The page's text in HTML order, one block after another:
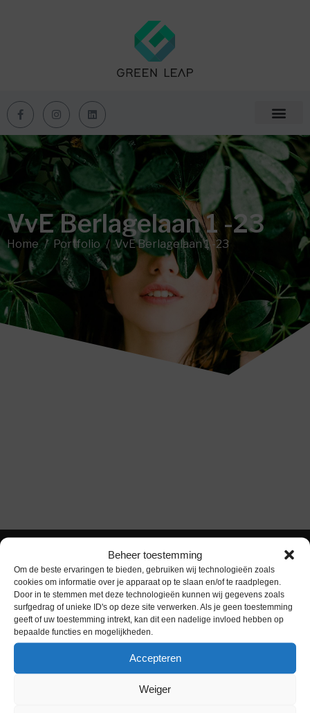
Beheer toestemming
Om de beste ervaringen te bieden, gebruiken wij technologieën zoals
cookies om informatie over je apparaat op te slaan en/of te raadplegen.
Door in te stemmen met deze technologieën kunnen wij gegevens zoals
surfgedrag of unieke ID's op deze site verwerken. Als je geen toestemming
geeft of uw toestemming intrekt, kan dit een nadelige invloed hebben op
bepaalde functies en mogelijkheden.
Accepteren
Weiger
VvE Berlagelaan 1 -23
Home Portfolio VvE Berlagelaan 1 -23